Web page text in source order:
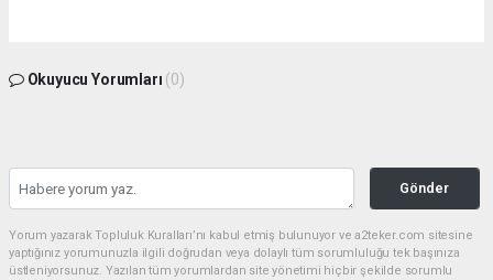
Okuyucu Yorumları (0)
Gönder
Yorum yazarak Topluluk Kuralları’nı kabul etmiş bulunuyor ve a2teker.com sitesine
yaptığınız yorumunuzla ilgili doğrudan veya dolaylı tüm sorumluluğu tek başınıza
üstleniyorsunuz. Yazılan tüm yorumlardan site yönetimi hiçbir şekilde sorumlu